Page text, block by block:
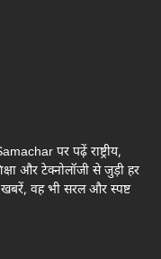
पर पढ़ें राष्ट्रीय,
और टेक्नोलॉजी से जुड़ी हर
वह भी सरल और स्पष्ट